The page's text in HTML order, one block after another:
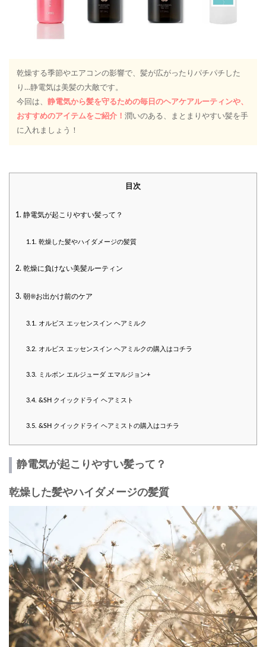
乾燥する季節やエアコンの影響で、髪が広がったりパチパチした
り…静電気は美髪の大敵です。
今回は、 静電気から髪を守るための毎日のヘアケアルーティンや、
おすすめのアイテムをご紹介！ 潤いのある、まとまりやすい髪を手
に入れましょう！
目次
1. 静電気が起こりやすい髪って？
1.1. 乾燥した髪やハイダメージの髪質
2. 乾燥に負けない美髪ルーティン
3. 朝☀︎お出かけ前のケア
3.1. オルビス エッセンスイン ヘアミルク
3.2. オルビス エッセンスイン ヘアミルクの購入はコチラ
3.3. ミルボン エルジューダ エマルジョン+
3.4. &SH クイックドライ ヘアミスト
3.5. &SH クイックドライ ヘアミストの購入はコチラ
静電気が起こりやすい髪って？
乾燥した髪やハイダメージの髪質